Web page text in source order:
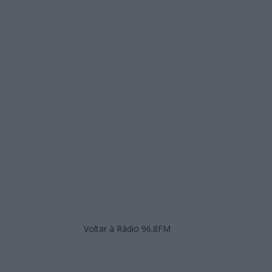
Voltar à Rádio 96.8FM